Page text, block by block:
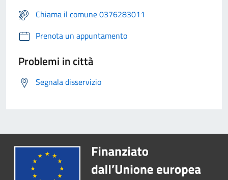
Chiama il comune 0376283011
Prenota un appuntamento
Problemi in città
Segnala disservizio